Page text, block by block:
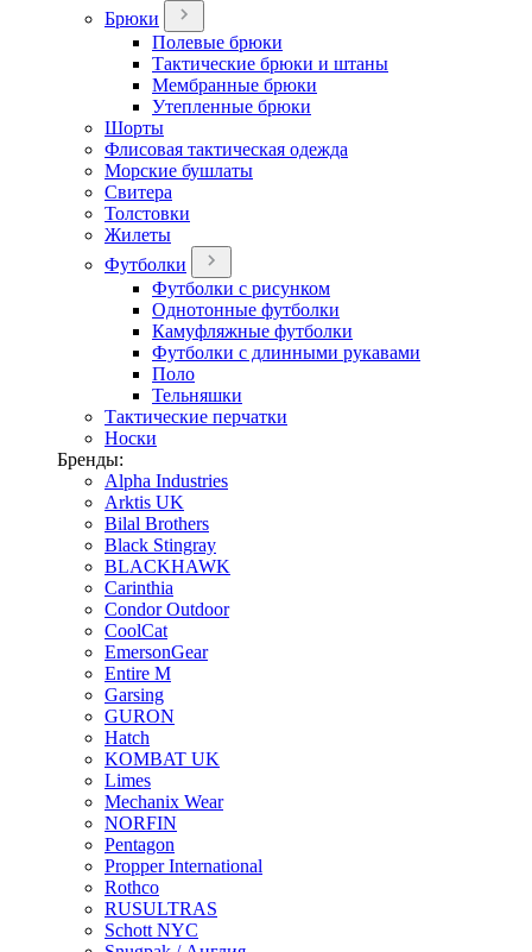
Брюки
Полевые брюки
Тактические брюки и штаны
Мембранные брюки
Утепленные брюки
Шорты
Флисовая тактическая одежда
Морские бушлаты
Свитера
Толстовки
Жилеты
Футболки
Футболки с рисунком
Однотонные футболки
Камуфляжные футболки
Футболки с длинными рукавами
Поло
Тельняшки
Тактические перчатки
Носки
Бренды:
Alpha Industries
Arktis UK
Bilal Brothers
Black Stingray
BLACKHAWK
Carinthia
Condor Outdoor
CoolCat
EmersonGear
Entire M
Garsing
GURON
Hatch
KOMBAT UK
Limes
Mechanix Wear
NORFIN
Pentagon
Propper International
Rothco
RUSULTRAS
Schott NYC